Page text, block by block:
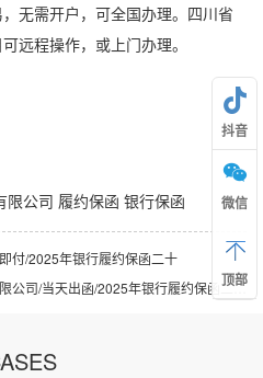
无需开户，可全国办理。四川省
远程操作，或上门办理。
限公司 履约保函 银行保函
付/2025年银行履约保函二十
公司/当天出函/2025年银行履约保函二十二
抖音
微信
顶部